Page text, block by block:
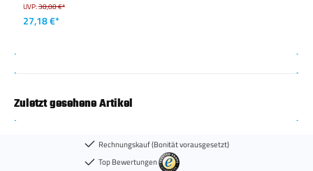
UVP:38,08 €*
27,18 €*
Zuletzt gesehene Artikel
Rechnungskauf (Bonität vorausgesetzt)
Top Bewertungen